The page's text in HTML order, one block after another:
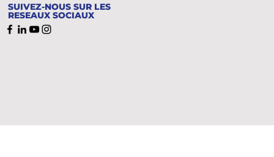
SUIVEZ-NOUS SUR LES
RESEAUX SOCIAUX